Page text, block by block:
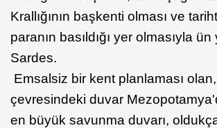
Krallığının başkenti olması ve
paranın basıldığı yer olmasıyla ün
Sardes.
Emsalsiz bir kent planlaması olan,
çevresindeki duvar
en büyük savunma duvarı,